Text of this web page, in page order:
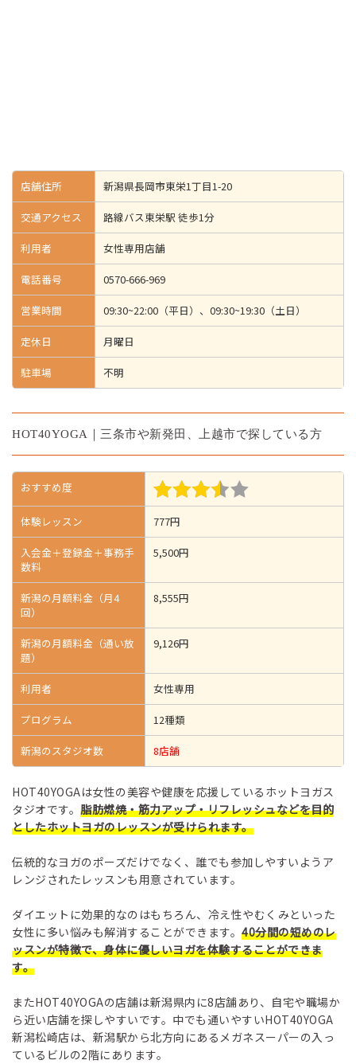
店舗住所 新潟県長岡市東栄1丁目1-20
交通アクセス 路線バス東栄駅 徒歩1分
利用者 女性専用店舗
電話番号 0570-666-969
営業時間 09:30~22:00（平日）、09:30~19:30（土日）
定休日 月曜日
駐車場 不明
HOT40YOGA｜三条市や新発田、上越市で探している方
おすすめ度
体験レッスン 777円
入会金＋登録金＋事務手
数料
5,500円
新潟の月額料金（月4
回）
8,555円
新潟の月額料金（通い放
題）
9,126円
利用者 女性専用
プログラム 12種類
新潟のスタジオ数 8店舗
HOT40YOGAは女性の美容や健康を応援しているホットヨガス
タジオです。 脂肪燃焼・筋力アップ・リフレッシュなどを目的
としたホットヨガのレッスンが受けられます。
伝統的なヨガのポーズだけでなく、誰でも参加しやすいようア
レンジされたレッスンも用意されています。
ダイエットに効果的なのはもちろん、冷え性やむくみといった
女性に多い悩みも解消することができます。 40分間の短めのレ
ッスンが特徴で、身体に優しいヨガを体験することができま
す。
またHOT40YOGAの店舗は新潟県内に8店舗あり、自宅や職場か
ら近い店舗を探しやすいです。中でも通いやすいHOT40YOGA
新潟松崎店は、新潟駅から北方向にあるメガネスーパーの入っ
ているビルの2階にあります。